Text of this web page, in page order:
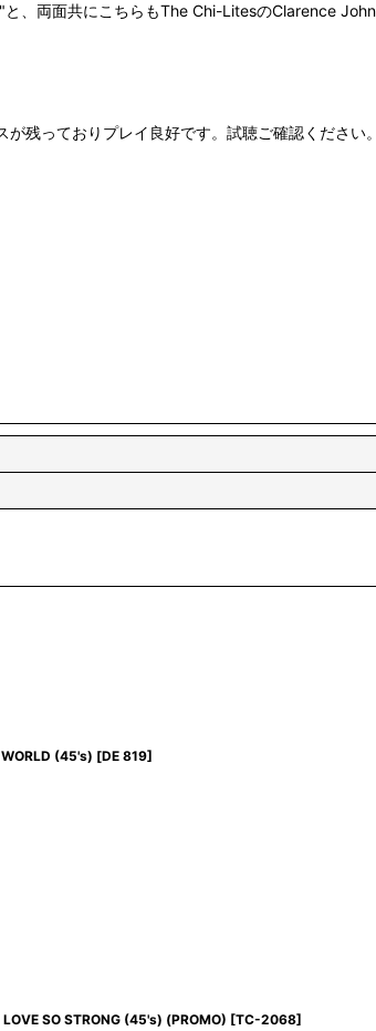
両面共にこちらもThe Chi-LitesのClarence
残っておりプレイ良好です。試聴ご確認ください。
WORLD (45's) [DE 819]
SO STRONG (45's) (PROMO) [TC-2068]